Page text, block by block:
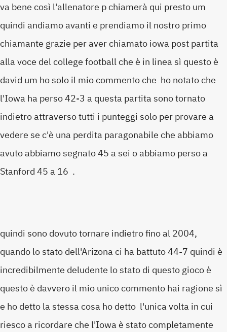
va bene così l'allenatore p chiamerà qui presto um
quindi andiamo avanti e prendiamo il nostro primo
chiamante grazie per aver chiamato iowa post partita
alla voce del college football che è in linea sì questo è
david um ho solo il mio commento che ho notato che
l'Iowa ha perso 42-3 a questa partita sono tornato
indietro attraverso tutti i punteggi solo per provare a
vedere se c'è una perdita paragonabile che abbiamo
avuto abbiamo segnato 45 a sei o abbiamo perso a
Stanford 45 a 16 .
quindi sono dovuto tornare indietro fino al 2004,
quando lo stato dell'Arizona ci ha battuto 44-7 quindi è
incredibilmente deludente lo stato di questo gioco è
questo è davvero il mio unico commento hai ragione sì
e ho detto la stessa cosa ho detto l'unica volta in cui
riesco a ricordare che l'Iowa è stato completamente